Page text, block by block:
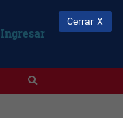
Ingresar
Cerrar